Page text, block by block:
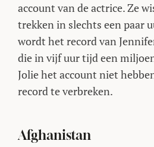
account van de actrice. Ze
trekken in slechts een paar
wordt het record van
die in vijf uur tijd een
Jolie het account niet
record te verbreken.
Afghanistan